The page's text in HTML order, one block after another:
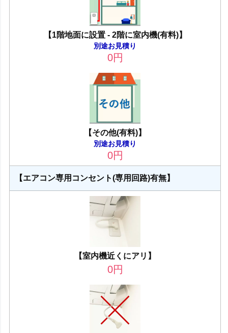
【1階地面に設置 - 2階に室内機(有料)】
別途お見積り
0円
【その他(有料)】
別途お見積り
0円
【エアコン専用コンセント(専用回路)有無】
【室内機近くにアリ】
0円